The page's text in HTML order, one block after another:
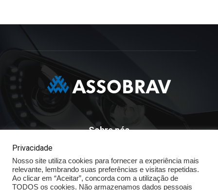
Sobre nós
ASSOBRAV - Associação Brasileira Dos Distribuidores
Volkswagen
Av. José Maria Whitaker n° 603 - Mirandópolis - São Paulo - SP
- CEP: 04057.900 - Fone: (11) - 5078.5400
Privacidade
Nosso site utiliza cookies para fornecer a experiência mais
relevante, lembrando suas preferências e visitas repetidas.
Ao clicar em “Aceitar”, concorda com a utilização de
TODOS os cookies. Não armazenamos dados pessoais